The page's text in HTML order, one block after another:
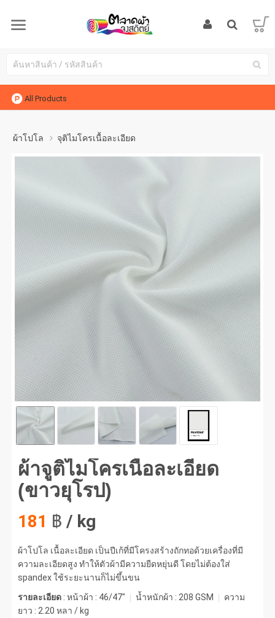
All Products
ผ้าโปโล จุติไมโครเนื้อละเอียด
จูติไมโครเนื้อละเอียด (ขาวยุโรป) #1
ผ้าจูติไมโครเนื้อละเอียด
(ขาวยุโรป)
181 ฿ / kg
ผ้าโปโล เนื้อละเอียด เป็นปีเก้ที่มีโครงสร้างถักทอด้วยเครื่องที่มี
ความละเอียดสูง ทำให้ตัวผ้ามีความยืดหยุ่นดี โดยไม่ต้องใส่
spandex ใช้ระยะนานก็ไม่ขึ้นขน
รายละเอียด : หน้าผ้า : 46/47" น้ำหนักผ้า : 208 GSM
ความ
ยาว : 2.20 หลา / kg